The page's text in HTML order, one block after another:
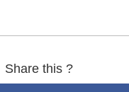
Share this ?